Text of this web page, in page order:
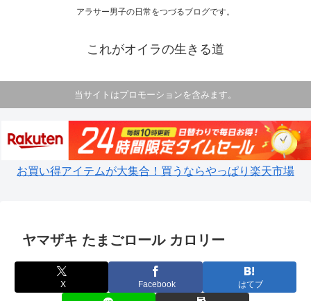
アラサー男子の日常をつづるブログです。
これがオイラの生きる道
当サイトはプロモーションを含みます。
お買い得アイテムが大集合！買うならやっぱり楽天市場
ヤマザキ たまごロール カロリー
X Facebook はてブ